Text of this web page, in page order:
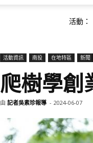
活動：
活動資訊 南投 在地特區 新聞
爬樹學創
由 記者吳素珍報導 - 2024-06-07